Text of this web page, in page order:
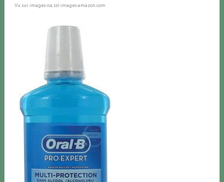
Vu sur images-na.ssl-images-amazon.com